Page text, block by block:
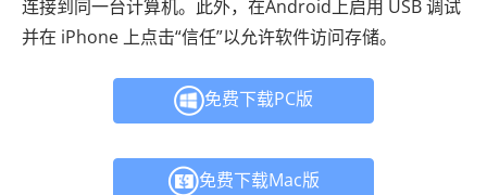
连接到同一台计算机。此外，在Android上启用 USB 调试
并在 iPhone 上点击“信任”以允许软件访问存储。
免费下载PC版
免费下载Mac版